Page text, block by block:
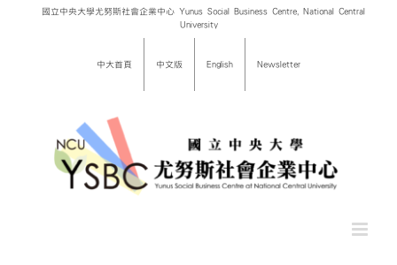
國立中央大學尤努斯社會企業中心 Yunus Social Business Centre, National Central
University
中大首頁 中文版 English Newsletter